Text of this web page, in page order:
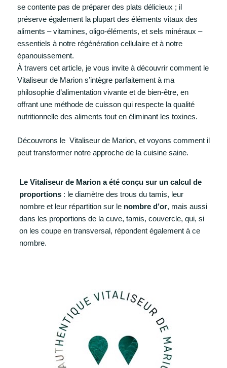
se contente pas de préparer des plats délicieux ; il
préserve également la plupart des éléments vitaux des
aliments – vitamines, oligo-éléments, et sels minéraux –
essentiels à notre régénération cellulaire et à notre
épanouissement.
À travers cet article, je vous invite à découvrir comment le
Vitaliseur de Marion s’intègre parfaitement à ma
philosophie d’alimentation vivante et de bien-être, en
offrant une méthode de cuisson qui respecte la qualité
nutritionnelle des aliments tout en éliminant les toxines.
Découvrons le Vitaliseur de Marion, et voyons comment il
peut transformer notre approche de la cuisine saine.
Le Vitaliseur de Marion a été conçu sur un calcul de
proportions : le diamètre des trous du tamis, leur
nombre et leur répartition sur le nombre d’or, mais aussi
dans les proportions de la cuve, tamis, couvercle, qui, si
on les coupe en transversal, répondent également à ce
nombre.